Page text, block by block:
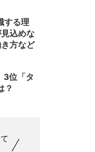
する理
込めな
方など
3位「タ
？